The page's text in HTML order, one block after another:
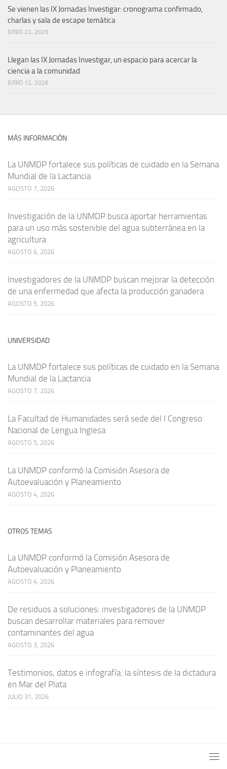
Se vienen las IX Jornadas Investigar: cronograma confirmado,
charlas y sala de escape temática
JUNIO 22, 2026
Llegan las IX Jornadas Investigar, un espacio para acercar la
ciencia a la comunidad
JUNIO 12, 2026
MÁS INFORMACIÓN
La UNMDP fortalece sus políticas de cuidado en la Semana
Mundial de la Lactancia
AGOSTO 7, 2026
Investigación de la UNMDP busca aportar herramientas
para un uso más sostenible del agua subterránea en la
agricultura
AGOSTO 6, 2026
Investigadores de la UNMDP buscan mejorar la detección
de una enfermedad que afecta la producción ganadera
AGOSTO 5, 2026
UNIVERSIDAD
La UNMDP fortalece sus políticas de cuidado en la Semana
Mundial de la Lactancia
AGOSTO 7, 2026
La Facultad de Humanidades será sede del I Congreso
Nacional de Lengua Inglesa
AGOSTO 5, 2026
La UNMDP conformó la Comisión Asesora de
Autoevaluación y Planeamiento
AGOSTO 4, 2026
OTROS TEMAS
La UNMDP conformó la Comisión Asesora de
Autoevaluación y Planeamiento
AGOSTO 4, 2026
De residuos a soluciones: investigadores de la UNMDP
buscan desarrollar materiales para remover
contaminantes del agua
AGOSTO 3, 2026
Testimonios, datos e infografía: la síntesis de la dictadura
en Mar del Plata
JULIO 31, 2026